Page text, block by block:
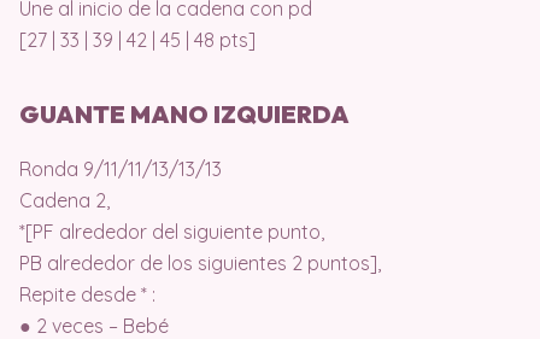
Une al inicio de la cadena con pd
[27 | 33 | 39 | 42 | 45 | 48 pts]
GUANTE MANO IZQUIERDA
Ronda 9/11/11/13/13/13
Cadena 2,
*[PF alrededor del siguiente punto,
PB alrededor de los siguientes 2 puntos],
Repite desde * :
● 2 veces – Bebé